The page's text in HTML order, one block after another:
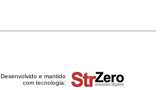
Desenvolvido e mantido
com tecnologia: